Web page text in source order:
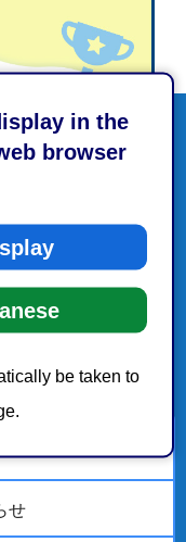
in the
browser
be taken to
せ